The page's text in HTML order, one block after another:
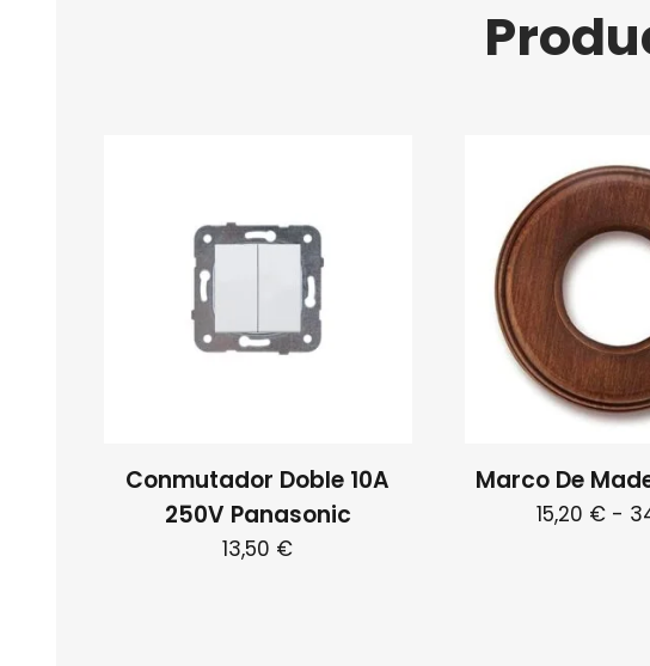
Conmutador Doble 10A
250V Panasonic
13,50 €
Marco De
15,20 € -